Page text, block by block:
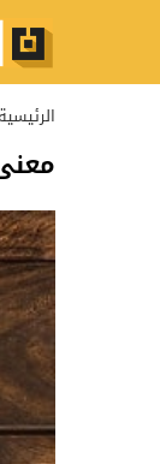
الرئيسية